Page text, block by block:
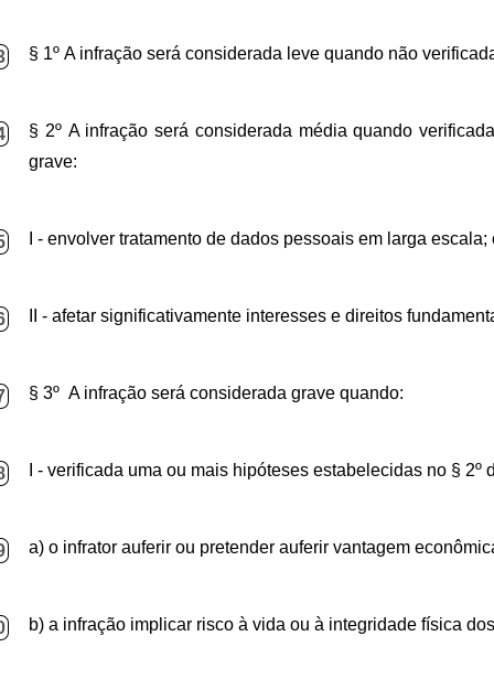
§ 1º A infração será considerada leve quando não
§ 2º A infração será considerada média quando
grave:
I - envolver tratamento de dados pessoais em larga escala;
II - afetar significativamente interesses e direitos
§ 3º A infração será considerada grave quando:
I - verificada uma ou mais hipóteses estabelecidas no §
a) o infrator auferir ou pretender auferir vantagem
b) a infração implicar risco à vida ou à integridade física